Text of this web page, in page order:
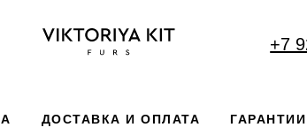
+7
ДОСТАВКА И ОПЛАТА ГАРАНТИИ